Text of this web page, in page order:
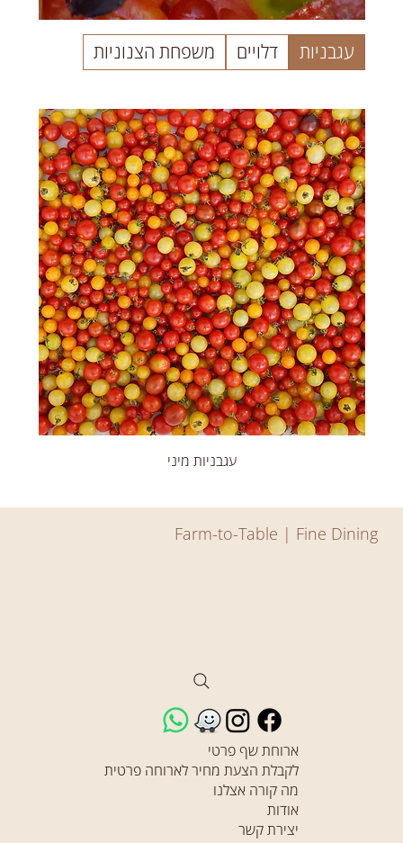
עגבניות דלויים משפחת הצנוניות
עגבניות מיני
ארוחת שף פרטי
לקבלת הצעת מחיר לארוחה פרטית
מה קורה אצלנו
אודות
יצירת קשר
Farm-to-Table | Fine Dining